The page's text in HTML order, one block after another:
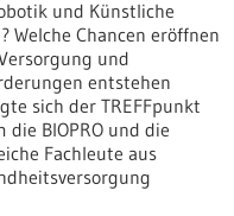
und Künstliche
Welche Chancen eröffnen
und
entstehen
sich der TREFFpunkt
BIOPRO und die
Fachleute aus